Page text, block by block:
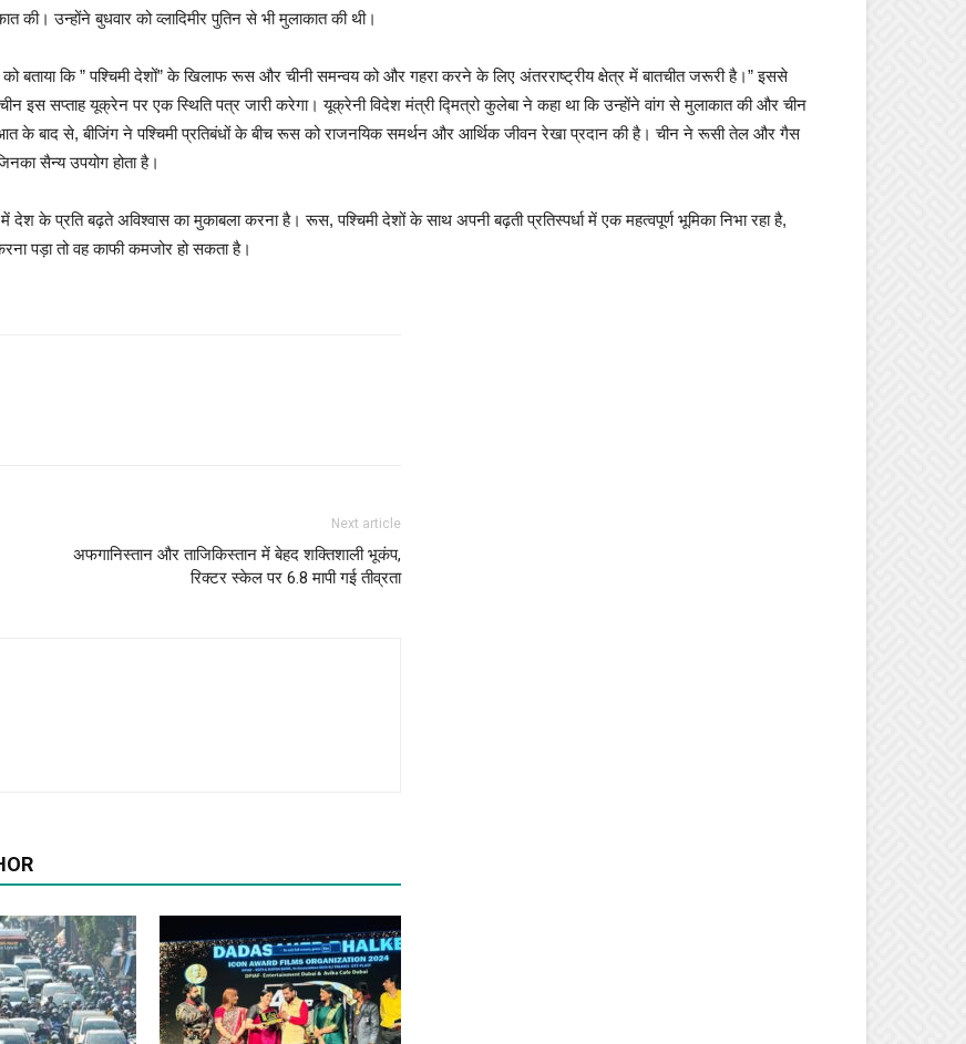
उन्होंने बुधवार को व्लादिमीर पुतिन से भी मुलाकात की थी।
बताया कि ” पश्चिमी देशों” के खिलाफ रूस और चीनी समन्वय को और गहरा करने के लिए अंतरराष्ट्रीय क्षेत्र में बातचीत जरूरी है।” इससे
सप्ताह यूक्रेन पर एक स्थिति पत्र जारी करेगा। यूक्रेनी विदेश मंत्री द्मित्रो कुलेबा ने कहा था कि उन्होंने वांग से मुलाकात की और चीन
के बाद से, बीजिंग ने पश्चिमी प्रतिबंधों के बीच रूस को राजनयिक समर्थन और आर्थिक जीवन रेखा प्रदान की है। चीन ने रूसी तेल और गैस
सैन्य उपयोग होता है।
देश के प्रति बढ़ते अविश्वास का मुकाबला करना है। रूस, पश्चिमी देशों के साथ अपनी बढ़ती प्रतिस्पर्धा में एक महत्वपूर्ण भूमिका निभा रहा है,
पड़ा तो वह काफी कमजोर हो सकता है।
Next article
अफगानिस्तान और ताजिकिस्तान में बेहद शक्तिशाली भूकंप,
रिक्टर स्केल पर 6.8 मापी गई तीव्रता